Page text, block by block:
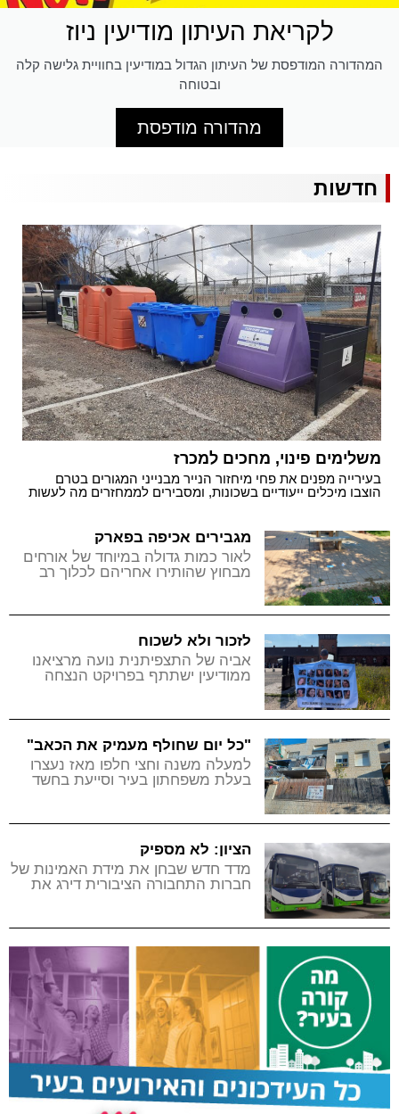
לקריאת העיתון מודיעין ניוז
המהדורה המודפסת של העיתון הגדול במודיעין בחוויית גלישה קלה
ובטוחה
מהדורה מודפסת
חדשות
משלימים פינוי, מחכים למכרז
בעירייה מפנים את פחי מיחזור הנייר מבנייני המגורים בטרם
הוצבו מיכלים ייעודיים בשכונות, ומסבירים לממחזרים מה לעשות
מגבירים אכיפה בפארק
לאור כמות גדולה במיוחד של אורחים
מבחוץ שהותירו אחריהם לכלוך רב
מדי יום עד סוף הקיץ
לזכור ולא לשכוח
אביה של התצפיתנית נועה מרציאנו
ממודיעין ישתתף בפרויקט הנצחה
יהודיות בעולם
"כל יום שחולף מעמיק את הכאב"
למעלה משנה וחצי חלפו מאז נעצרו
בעלת משפחתון בעיר וסייעת בחשד
אישום
הציון: לא מספיק
מדד חדש שבחן את מידת האמינות של
חברות התחבורה הציבורית דירג את